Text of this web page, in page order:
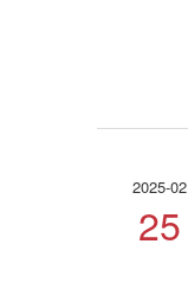
2025-02
25